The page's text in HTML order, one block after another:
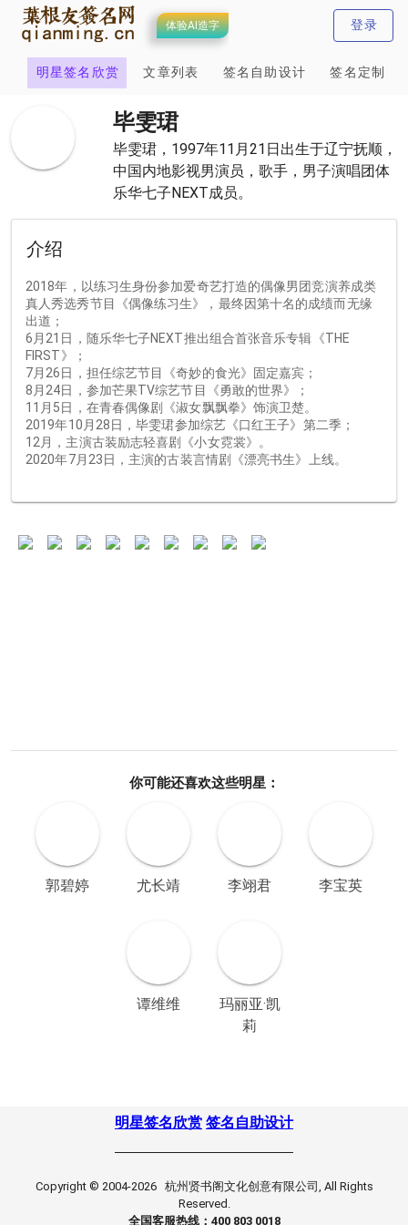
体验AI造字 登录
明星签名欣赏 文章列表 签名自助设计 签名定制
毕雯珺
毕雯珺，1997年11月21日出生于辽宁抚顺，
中国内地影视男演员，歌手，男子演唱团体
乐华七子NEXT成员。
介绍
2018年，以练习生身份参加爱奇艺打造的偶像男团竞演养成类
真人秀选秀节目《偶像练习生》，最终因第十名的成绩而无缘
出道；
6月21日，随乐华七子NEXT推出组合首张音乐专辑《THE
FIRST》；
7月26日，担任综艺节目《奇妙的食光》固定嘉宾；
8月24日，参加芒果TV综艺节目《勇敢的世界》；
11月5日，在青春偶像剧《淑女飘飘拳》饰演卫楚。
2019年10月28日，毕雯珺参加综艺《口红王子》第二季；
12月，主演古装励志轻喜剧《小女霓裳》。
2020年7月23日，主演的古装言情剧《漂亮书生》上线。
你可能还喜欢这些明星：
郭碧婷 尤长靖 李翊君 李宝英
谭维维
玛丽亚·凯
莉
明星签名欣赏 签名自助设计
Copyright © 2004-2026 杭州贤书阁文化创意有限公司, All Rights
Reserved.
全国客服热线：400 803 0018